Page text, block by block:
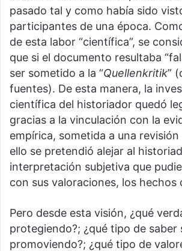
pasado tal y como había sido
participantes de una época.
de esta labor “científica”, se
que si el documento resultaba
ser sometido a la “Quellenkritik”
fuentes). De esta manera, la
científica del historiador quedó
gracias a la vinculación con la
empírica, sometida a una revisión
ello se pretendió alejar al
interpretación subjetiva que
con sus valoraciones, los hechos
Pero desde esta visión, ¿qué
protegiendo?; ¿qué tipo de saber
promoviendo?; ¿qué tipo de